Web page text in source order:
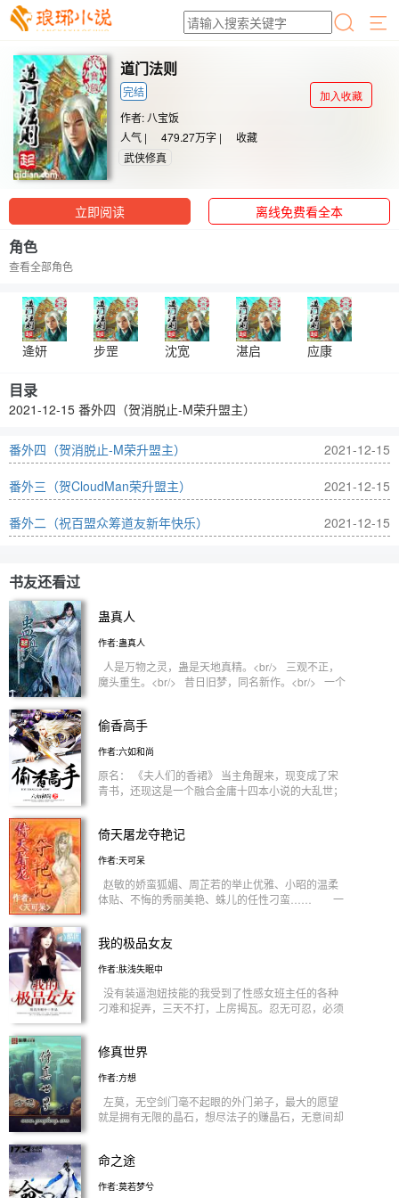
道门法则
完结
加入收藏
作者: 八宝饭
人气 |
479.27万字 |
收藏
武侠修真
立即阅读 离线免费看全本
角色
查看全部角色
逄妍 步罡 沈宽 湛启 应康
目录
2021-12-15 番外四（贺消脱止-M荣升盟主）
番外四（贺消脱止-M荣升盟主） 2021-12-15
番外三（贺CloudMan荣升盟主） 2021-12-15
番外二（祝百盟众筹道友新年快乐） 2021-12-15
书友还看过
蛊真人
作者:蛊真人
人是万物之灵，蛊是天地真精。<br/> 三观不正，
魔头重生。<br/> 昔日旧梦，同名新作。<br/> 一个
金光虫、青丝蛊、希望蛊……<br/> 还有一个纵情纵
偷香高手
作者:六如和尚
原名： 《夫人们的香裙》 当主角醒来，现变成了宋
青书，还现这是一个融合金庸十四本小说的大乱世；
316289594（需订阅截图验证） 普通群337294925
倚天屠龙夺艳记
作者:天可呆
赵敏的娇蛮狐媚、周芷若的举止优雅、小昭的温柔
体贴、不悔的秀丽美艳、蛛儿的任性刁蛮…… 一
我的极品女友
作者:肤浅失眠中
没有装逼泡妞技能的我受到了性感女班主任的各种
刁难和捉弄，三天不打，上房揭瓦。忍无可忍，必须
如花，我负责赚钱给你花！<br/>
修真世界
作者:方想
左莫，无空剑门毫不起眼的外门弟子，最大的愿望
就是拥有无限的晶石，想尽法子的赚晶石，无意间却
命之途
作者:莫若梦兮